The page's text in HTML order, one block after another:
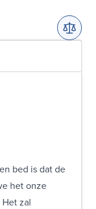
bed is dat de
het onze
zal